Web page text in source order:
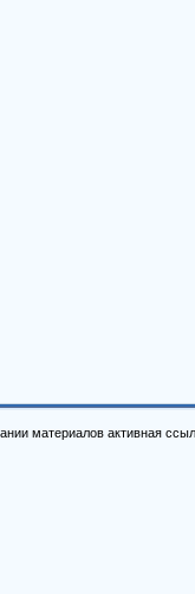
материалов активная